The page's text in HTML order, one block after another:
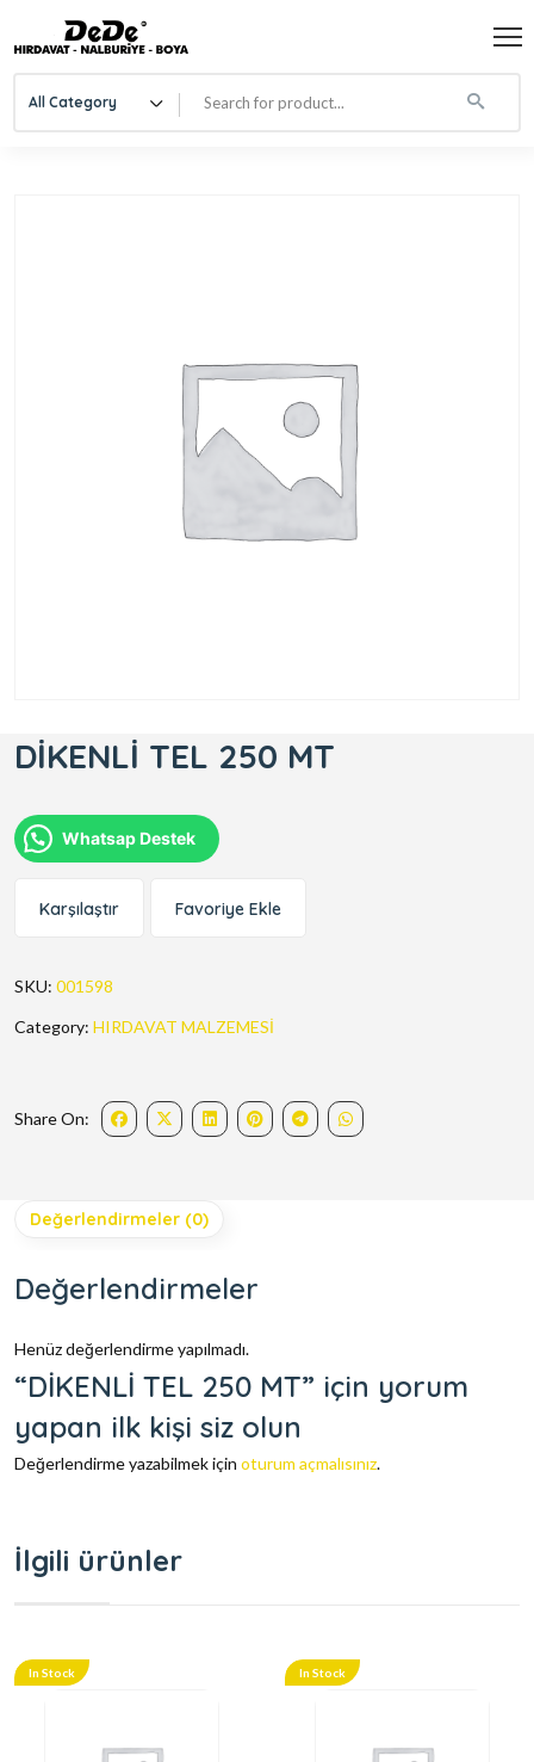
All Category
DİKENLİ TEL 250 MT
Whatsap Destek
Karşılaştır Favoriye Ekle
SKU: 001598
Category: HIRDAVAT MALZEMESİ
Share On:
Değerlendirmeler (0)
Değerlendirmeler
Henüz değerlendirme yapılmadı.
“DİKENLİ TEL 250 MT” için yorum
yapan ilk kişi siz olun
Değerlendirme yazabilmek için oturum açmalısınız.
İlgili ürünler
In Stock In Stock